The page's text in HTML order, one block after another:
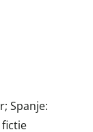
Spanje:
fictie